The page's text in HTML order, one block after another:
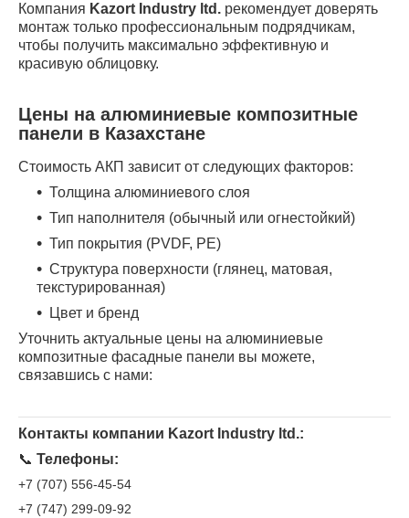
Компания Kazort Industry ltd. рекомендует доверять
монтаж только профессиональным подрядчикам,
чтобы получить максимально эффективную и
красивую облицовку.
Цены на алюминиевые композитные
панели в Казахстане
Стоимость АКП зависит от следующих факторов:
Толщина алюминиевого слоя
Тип наполнителя (обычный или огнестойкий)
Тип покрытия (PVDF, PE)
Структура поверхности (глянец, матовая,
текстурированная)
Цвет и бренд
Уточнить актуальные цены на алюминиевые
композитные фасадные панели вы можете,
связавшись с нами:
Контакты компании Kazort Industry ltd.:
📞 Телефоны:
+7 (707) 556-45-54
+7 (747) 299-09-92